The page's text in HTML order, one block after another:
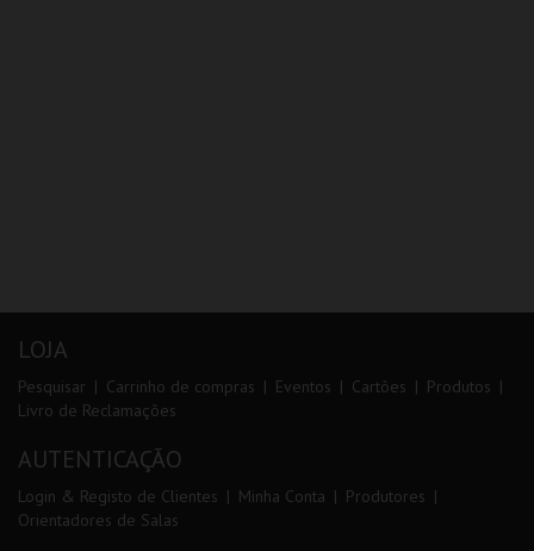
LOJA
Pesquisar Carrinho de compras Eventos Cartões
Produtos
Livro de Reclamações
AUTENTICAÇÃO
Login & Registo de Clientes Minha Conta
Produtores
Orientadores de Salas